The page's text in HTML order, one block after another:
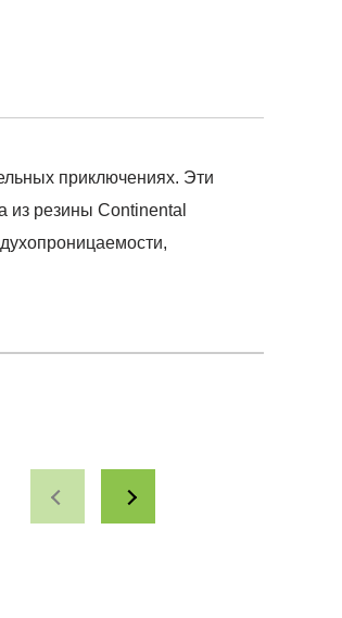
приключениях. Эти
из резины Continental